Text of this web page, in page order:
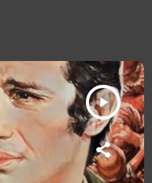
play_arrow